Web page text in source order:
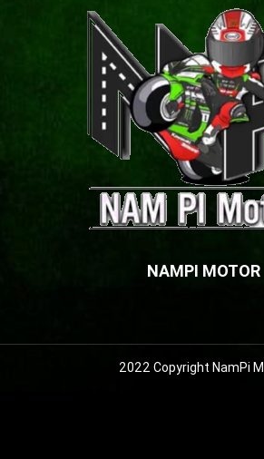
NAMPI MOTOR
2022 Copyright NamPi